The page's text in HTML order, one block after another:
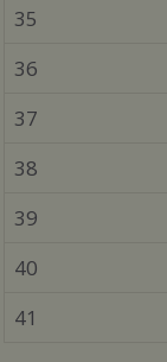
35
36
37
38
39
40
41